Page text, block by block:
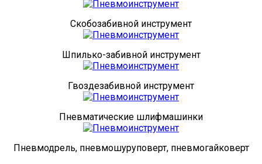
Скобозабивной инструмент
Шпилько-забивной инструмент
Гвоздезабивной инструмент
Пневматические шлифмашинки
Пневмодрель, пневмошуруповерт, пневмогайковерт